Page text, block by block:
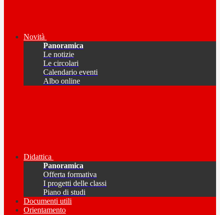
Novità
Panoramica
Le notizie
Le circolari
Calendario eventi
Albo online
Didattica
Panoramica
Offerta formativa
I progetti delle classi
Piano di studi
Documenti utili
Orientamento